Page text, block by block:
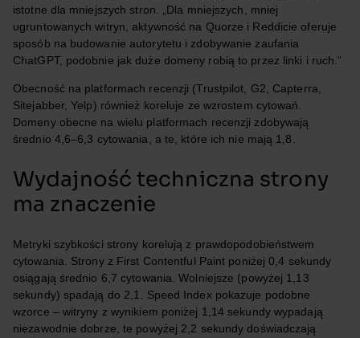
istotne dla mniejszych stron. „Dla mniejszych, mniej
ugruntowanych witryn, aktywność na Quorze i Reddicie oferuje
sposób na budowanie autorytetu i zdobywanie zaufania
ChatGPT, podobnie jak duże domeny robią to przez linki i ruch.”
Obecność na platformach recenzji (Trustpilot, G2, Capterra,
Sitejabber, Yelp) również koreluje ze wzrostem cytowań.
Domeny obecne na wielu platformach recenzji zdobywają
średnio 4,6–6,3 cytowania, a te, które ich nie mają 1,8.
Wydajność techniczna strony
ma znaczenie
Metryki szybkości strony korelują z prawdopodobieństwem
cytowania. Strony z First Contentful Paint poniżej 0,4 sekundy
osiągają średnio 6,7 cytowania. Wolniejsze (powyżej 1,13
sekundy) spadają do 2,1. Speed Index pokazuje podobne
wzorce – witryny z wynikiem poniżej 1,14 sekundy wypadają
niezawodnie dobrze, te powyżej 2,2 sekundy doświadczają